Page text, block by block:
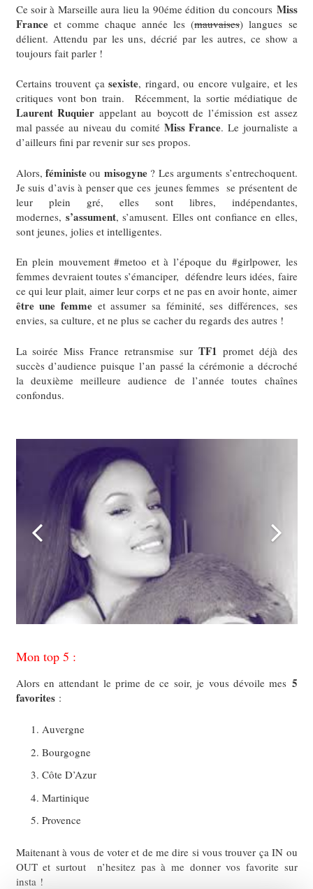
Ce soir à Marseille aura lieu la 90éme édition du concours Miss
Franceet comme chaque année les (mauvaises) langues se
délient. Attendu par les uns, décrié par les autres, ce show a
toujours fait parler !
Certains trouvent çasexiste, ringard, ou encore vulgaire, et les
critiques vont bon train. Récemment, la sortie médiatique de
Laurent Ruquier appelant au boycott de l’émission est assez
mal passée au niveau du comité Miss France. Le journaliste a
d’ailleurs fini par revenir sur ses propos.
Alors, féministeou misogyne? Les arguments s’entrechoquent.
Je suis d’avis à penser que ces jeunes femmes se présentent de
leur plein gré, elles sont libres, indépendantes,
modernes, s’assument, s’amusent. Elles ont confiance en elles,
sont jeunes, jolies et intelligentes.
En plein mouvement #metoo et à l’époque du #girlpower, les
femmes devraient toutes s’émanciper, défendre leurs idées, faire
ce qui leur plait, aimer leur corps et ne pas en avoir honte, aimer
être une femmeet assumer sa féminité, ses différences, ses
envies, sa culture, et ne plus se cacher du regards des autres !
La soirée Miss France retransmise sur TF1 promet déjà des
succès d’audience puisque l’an passé la cérémonie a décroché
la deuxième meilleure audience de l’année toutes chaînes
confondus.
Mon top 5 :
Alors en attendant le prime de ce soir, je vous dévoile mes 5
favorites:
Auvergne
Bourgogne
Côte D’Azur
Martinique
Provence
Maitenant à vous de voter et de me dire si vous trouver ça IN ou
OUT et surtout n’hesitez pas à me donner vos favorite sur
insta !